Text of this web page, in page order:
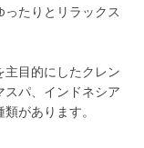
たりとリラックス
主目的にしたクレン
スパ、インドネシア
があります。